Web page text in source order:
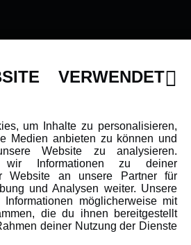
VERWENDET
um Inhalte zu personalisieren,
Medien anbieten zu können und
Website zu analysieren.
wir Informationen zu deiner
Website an unsere Partner für
und Analysen weiter. Unsere
möglicherweise mit
die du ihnen bereitgestellt
deiner Nutzung der Dienste